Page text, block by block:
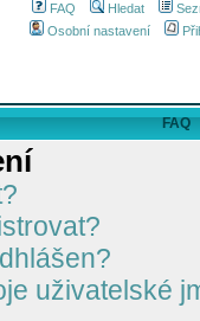
FAQ Hledat
Osobní nastavení
FAQ
uživatelské